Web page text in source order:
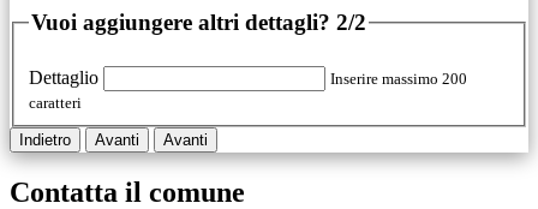
Vuoi aggiungere altri dettagli? 2/2
Dettaglio
Inserire massimo 200
caratteri
Indietro Avanti Avanti
Contatta il comune